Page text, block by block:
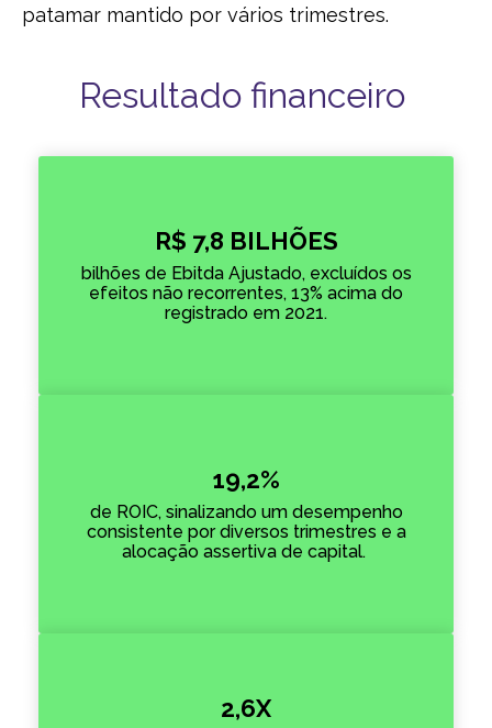
patamar mantido por vários trimestres.
Resultado financeiro
R$ 7,8 BILHÕES
bilhões de Ebitda Ajustado, excluídos os
efeitos não recorrentes, 13% acima do
registrado em 2021.
19,2%
de ROIC, sinalizando um desempenho
consistente por diversos trimestres e a
alocação assertiva de capital.
2,6X